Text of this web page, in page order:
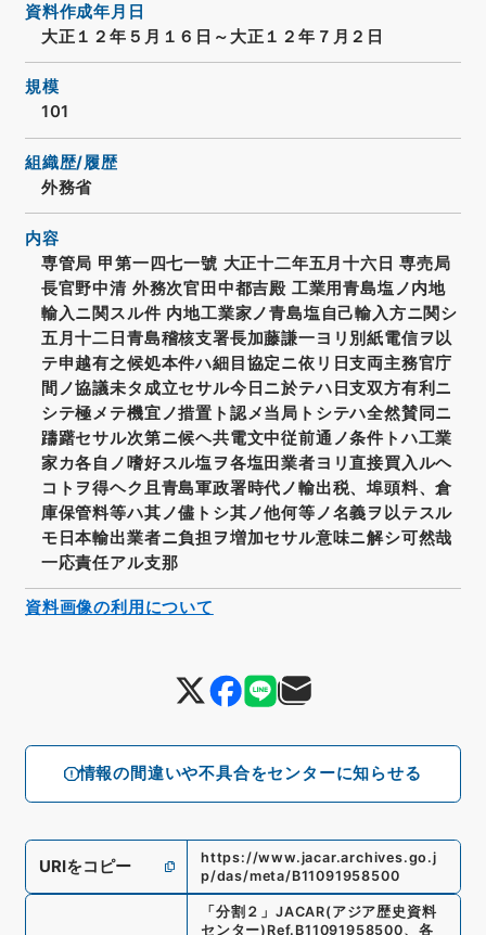
情報の間違いや不具合をセンターに知らせる
資料作成年月日
大正１２年５月１６日～大正１２年７月２日
規模
101
組織歴/履歴
外務省
内容
専管局 甲第一四七一號 大正十二年五月十六日 専売局
長官野中清 外務次官田中都吉殿 工業用青島塩ノ内地
輸入ニ関スル件 内地工業家ノ青島塩自己輸入方ニ関シ
五月十二日青島稽核支署長加藤謙一ヨリ別紙電信ヲ以
テ申越有之候処本件ハ細目協定ニ依リ日支両主務官庁
間ノ協議未タ成立セサル今日ニ於テハ日支双方有利ニ
シテ極メテ機宜ノ措置ト認メ当局トシテハ全然賛同ニ
躊躇セサル次第ニ候ヘ共電文中従前通ノ条件トハ工業
家カ各自ノ嗜好スル塩ヲ各塩田業者ヨリ直接買入ルヘ
コトヲ得ヘク且青島軍政署時代ノ輸出税、埠頭料、倉
庫保管料等ハ其ノ儘トシ其ノ他何等ノ名義ヲ以テスル
モ日本輸出業者ニ負担ヲ増加セサル意味ニ解シ可然哉
一応責任アル支那
URIをコピー
https://www.jacar.archives.go.j
p/das/meta/B11091958500
「 分割２ 」 JACAR(アジア歴史資料
センター) Ref. B11091958500、 各
資料画像の利用について